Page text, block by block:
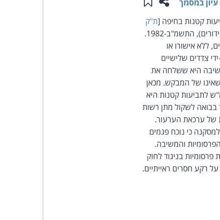
עיון במסמך
קטנות בחיפה [ת"ק
], שדחה את תביעת המבקש נגד המשיבה מכוח סעיף 30א לחוק התקשורת (בזק ושידורים), התשמ"ב-1982.
שלחה לו 7 מסרונים פרסומיים, ללא אישורו או
צדדים שלישיים
היא ששלחה את
שאינו של המבקש. מכאן
לתביעות קטנות היא
בבואה לשקול מתן רשות
של ערכאת הערעור.
כי נוכח פגמים
והמשיבה.
בניגוד לחוק
רקע חסרים ראייתיים.